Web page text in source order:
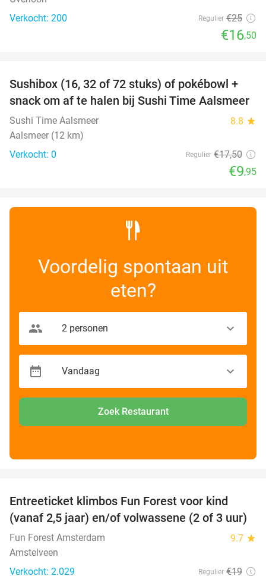
Verkocht: 200
Regulier €25
€16,50
43%
TODAY
Sushibox (16, 32 of 72 stuks) of pokébowl +
snack om af te halen bij Sushi Time Aalsmeer
Sushi Time Aalsmeer 8.8 star
Aalsmeer (12 km)
Verkocht: 0
Regulier €17,50
€9,95
Voordelig spontaan uit
eten?
Zoek Restaurant
Entreeticket klimbos Fun Forest voor kind
(vanaf 2,5 jaar) en/of volwassene (2 of 3 uur)
Fun Forest Amsterdam 9.7 star
Amstelveen
Verkocht: 2.029
Regulier €19